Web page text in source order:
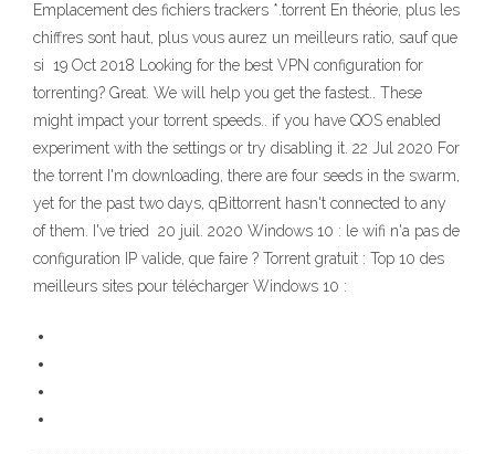
Emplacement des fichiers trackers *.torrent En théorie, plus les
chiffres sont haut, plus vous aurez un meilleurs ratio, sauf que
si 19 Oct 2018 Looking for the best VPN configuration for
torrenting? Great. We will help you get the fastest.. These
might impact your torrent speeds.. if you have QOS enabled
experiment with the settings or try disabling it. 22 Jul 2020 For
the torrent I'm downloading, there are four seeds in the swarm,
yet for the past two days, qBittorrent hasn't connected to any
of them. I've tried 20 juil. 2020 Windows 10 : le wifi n'a pas de
configuration IP valide, que faire ? Torrent gratuit : Top 10 des
meilleurs sites pour télécharger Windows 10 :